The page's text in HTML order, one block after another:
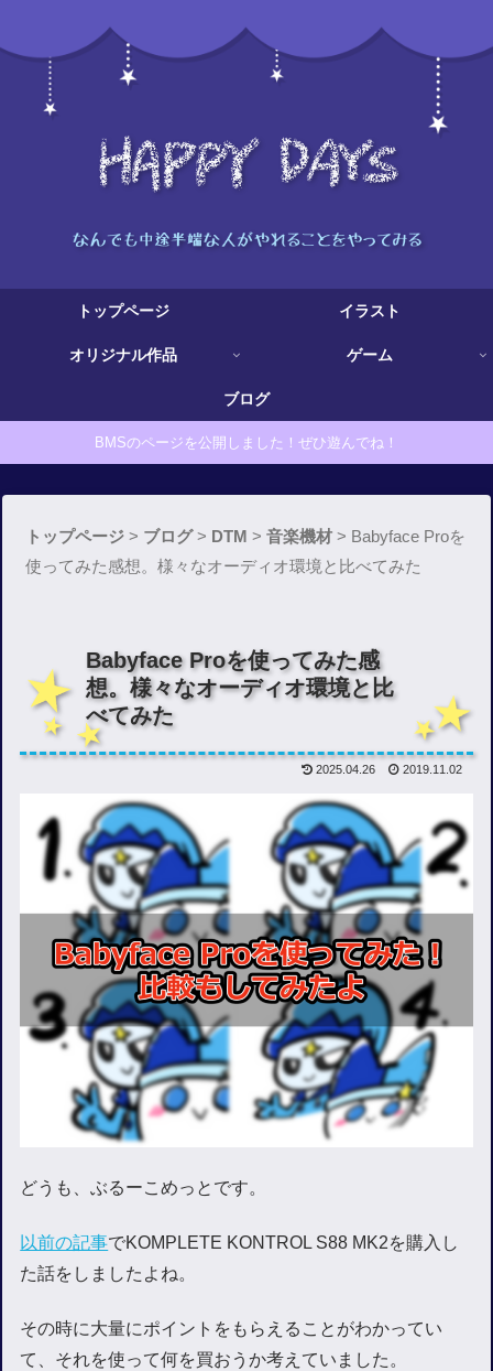
トップページ イラスト
オリジナル作品 ゲーム
ブログ
BMSのページを公開しました！ぜひ遊んでね！
トップページ > ブログ> DTM >音楽機材 > Babyface Proを
使ってみた感想。様々なオーディオ環境と比べてみた
Babyface Proを使ってみた感
想。様々なオーディオ環境と比
べてみた
2025.04.26 2019.11.02
どうも、ぶるーこめっとです。
以前の記事でKOMPLETE KONTROL S88 MK2を購入し
た話をしましたよね。
その時に大量にポイントをもらえることがわかってい
て、それを使って何を買おうか考えていました。